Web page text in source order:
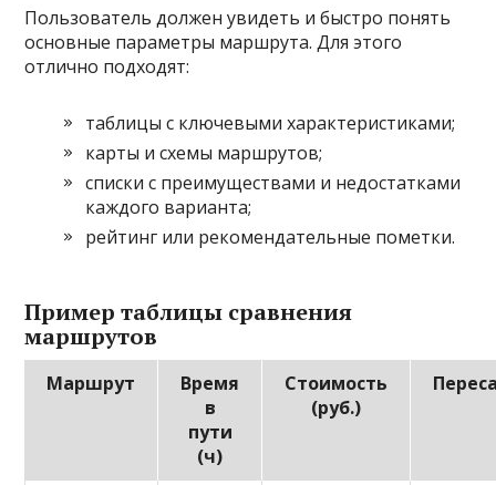
Пользователь должен увидеть и быстро понять
основные параметры маршрута. Для этого
отлично подходят:
таблицы с ключевыми характеристиками;
карты и схемы маршрутов;
списки с преимуществами и недостатками
каждого варианта;
рейтинг или рекомендательные пометки.
Пример таблицы сравнения
маршрутов
Маршрут
Время
в
пути
(ч)
Стоимость
(руб.)